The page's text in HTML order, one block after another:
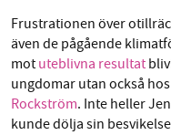
Frustrationen över
även de pågående
mot uteblivna resultat
ungdomar utan också
Rockström. Inte heller
kunde dölja sin